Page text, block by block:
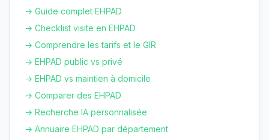
→ Guide complet EHPAD
→ Checklist visite en EHPAD
→ Comprendre les tarifs et le GIR
→ EHPAD public vs privé
→ EHPAD vs maintien à domicile
→ Comparer des EHPAD
→ Recherche IA personnalisée
→ Annuaire EHPAD par département